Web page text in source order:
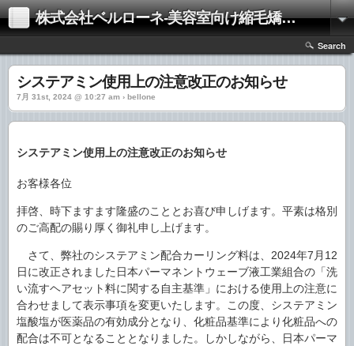
株式会社ベルローネ-美容室向け縮毛矯正剤・パーマ剤
Search
システアミン使用上の注意改正のお知らせ
7月 31st, 2024 @ 10:27 am › bellone
システアミン使用上の注意改正のお知らせ
お客様各位
拝啓、時下ますます隆盛のこととお喜び申しげます。平素は格別
のご高配の賜り厚く御礼申し上げます。
さて、弊社のシステアミン配合カーリング料は、2024年7月12
日に改正されました日本パーマネントウェーブ液工業組合の「洗
い流すヘアセット料に関する自主基準」における使用上の注意に
合わせまして表示事項を変更いたします。この度、システアミン
塩酸塩が医薬品の有効成分となり、化粧品基準により化粧品への
配合は不可となることとなりました。しかしながら、日本パーマ